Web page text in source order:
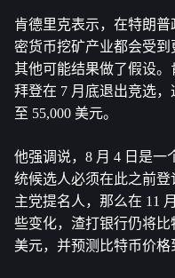
肯德里克表示，在特朗
密货币挖矿产业都会受
其他可能结果做了假设
拜登在 7 月底退出竞选
至 55,000 美元。
他强调说，8 月 4 日是一
统候选人必须在此之前登
主党提名人，那么在 11
些变化，渣打银行仍将
美元，并预测比特币价格